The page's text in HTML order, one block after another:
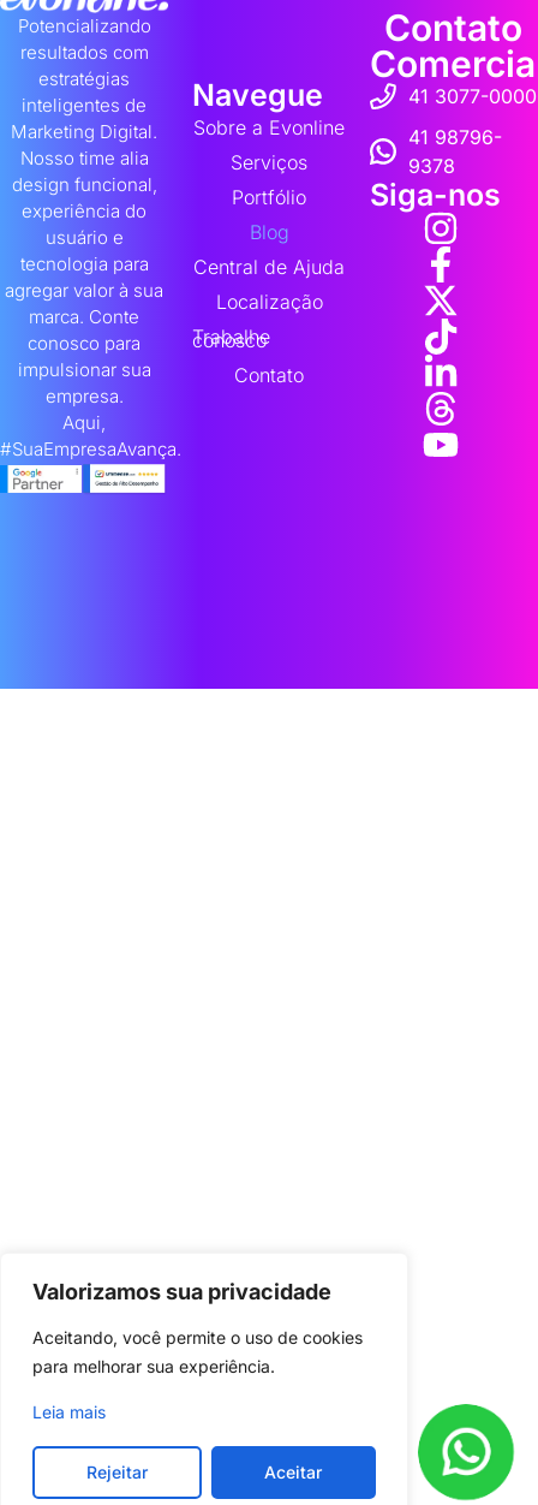
Valorizamos sua privacidade
Aceitando, você permite o uso de cookies
para melhorar sua experiência.
Leia mais
Rejeitar Aceitar
Potencializando
resultados com
estratégias
inteligentes de
Marketing Digital.
Nosso time alia
design funcional,
experiência do
usuário e
tecnologia para
agregar valor à sua
marca. Conte
conosco para
impulsionar sua
empresa.
Aqui,
#SuaEmpresaAvança.
Navegue
Sobre a Evonline
Serviços
Portfólio
Blog
Central de Ajuda
Localização
Trabalhe
conosco
Contato
Contato
41 3077-0000
41 98796-
9378
Siga-nos
cliente?
Baixe o aplicativo em seu celular e